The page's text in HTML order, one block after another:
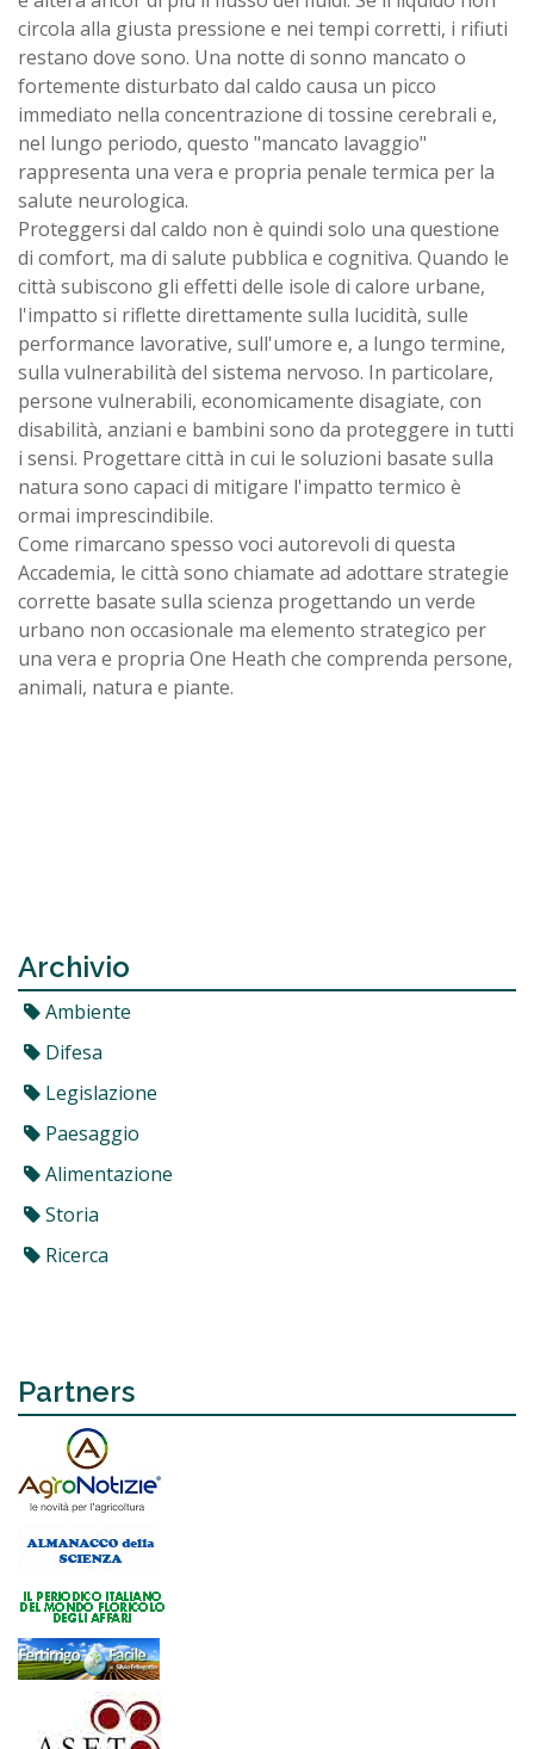
circola alla giusta pressione e nei tempi corretti, i rifiuti
restano dove sono. Una notte di sonno mancato o
fortemente disturbato dal caldo causa un picco
immediato nella concentrazione di tossine cerebrali e,
nel lungo periodo, questo "mancato lavaggio"
rappresenta una vera e propria penale termica per la
salute neurologica.
Proteggersi dal caldo non è quindi solo una questione
di comfort, ma di salute pubblica e cognitiva. Quando le
città subiscono gli effetti delle isole di calore urbane,
l'impatto si riflette direttamente sulla lucidità, sulle
performance lavorative, sull'umore e, a lungo termine,
sulla vulnerabilità del sistema nervoso. In particolare,
persone vulnerabili, economicamente disagiate, con
disabilità, anziani e bambini sono da proteggere in tutti
i sensi. Progettare città in cui le soluzioni basate sulla
natura sono capaci di mitigare l'impatto termico è
ormai imprescindibile.
Come rimarcano spesso voci autorevoli di questa
Accademia, le città sono chiamate ad adottare strategie
corrette basate sulla scienza progettando un verde
urbano non occasionale ma elemento strategico per
una vera e propria One Heath che comprenda persone,
animali, natura e piante.
Archivio
Ambiente
Difesa
Legislazione
Paesaggio
Alimentazione
Storia
Ricerca
Partners